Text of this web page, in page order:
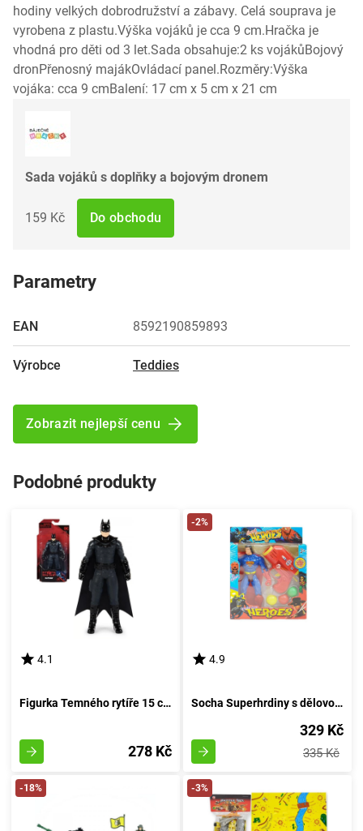
hodiny velkých dobrodružství a zábavy. Celá souprava je
vyrobena z plastu.Výška vojáků je cca 9 cm.Hračka je
vhodná pro děti od 3 let.Sada obsahuje:2 ks vojákůBojový
dronPřenosný majákOvládací panel.Rozměry:Výška
vojáka: cca 9 cmBalení: 17 cm x 5 cm x 21 cm
Sada vojáků s doplňky a bojovým dronem
159 Kč Do obchodu
Parametry
EAN 8592190859893
Výrobce Teddies
Zobrazit nejlepší cenu
Podobné produkty
4.1
Figurka Temného rytíře 15 cm
278 Kč
-2%
4.9
Socha Superhrdiny s dělovou zbraní na kuličky
329 Kč
335 Kč
-18% -3%